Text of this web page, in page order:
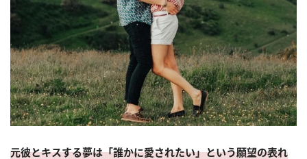
元彼とキスする夢は「誰かに愛されたい」という願望の表れ